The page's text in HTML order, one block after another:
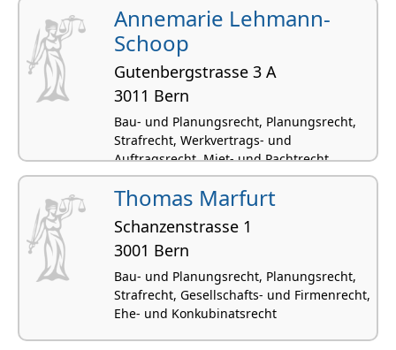
Annemarie Lehmann-
Schoop
Gutenbergstrasse 3 A
3011 Bern
Bau- und Planungsrecht, Planungsrecht,
Strafrecht, Werkvertrags- und
Auftragsrecht, Miet- und Pachtrecht
Thomas Marfurt
Schanzenstrasse 1
3001 Bern
Bau- und Planungsrecht, Planungsrecht,
Strafrecht, Gesellschafts- und Firmenrecht,
Ehe- und Konkubinatsrecht